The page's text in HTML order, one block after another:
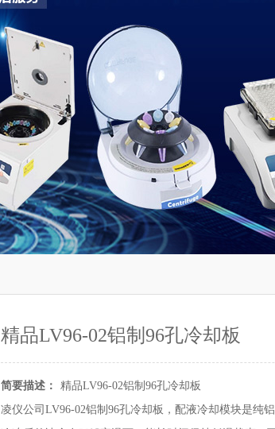
精品LV96-02铝制96孔冷却板
简要描述：
精品LV96-02铝制96孔冷却板
凌仪公司LV96-02铝制96孔冷却板，配液冷却模块是纯